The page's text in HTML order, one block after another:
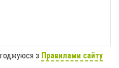
з Правилами сайту